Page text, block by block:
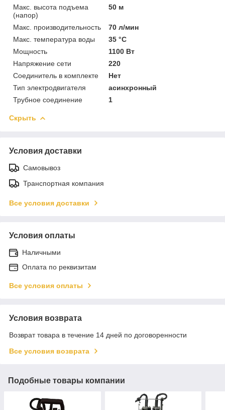
Макс. высота подъема
(напор)
50 м
Макс. производительность
70 л/мин
Макс. температура воды
35 °C
Мощность
1100 Вт
Напряжение сети
220
Соединитель в комплекте
Нет
Тип электродвигателя
асинхронный
Трубное соединение
1
Скрыть
Условия доставки
Самовывоз
Транспортная компания
Все условия доставки
Условия оплаты
Наличными
Оплата по реквизитам
Все условия оплаты
Условия возврата
Возврат товара в течение 14 дней по договоренности
Все условия возврата
Подобные товары компании